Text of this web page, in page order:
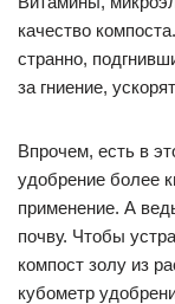
качество
странно,
за гниение,
Впрочем, есть в
удобрение более
применение. А
почву. Чтобы
компост золу из
кубометр